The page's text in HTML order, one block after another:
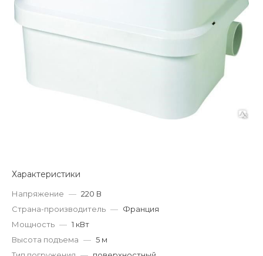
Характеристики
Напряжение — 220 В
Страна-производитель — Франция
Мощность — 1 кВт
Высота подъема — 5 м